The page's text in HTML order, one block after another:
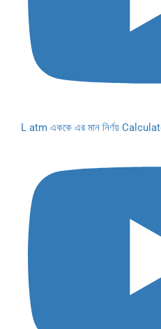
L atm এককে এর মান নির্ণয়